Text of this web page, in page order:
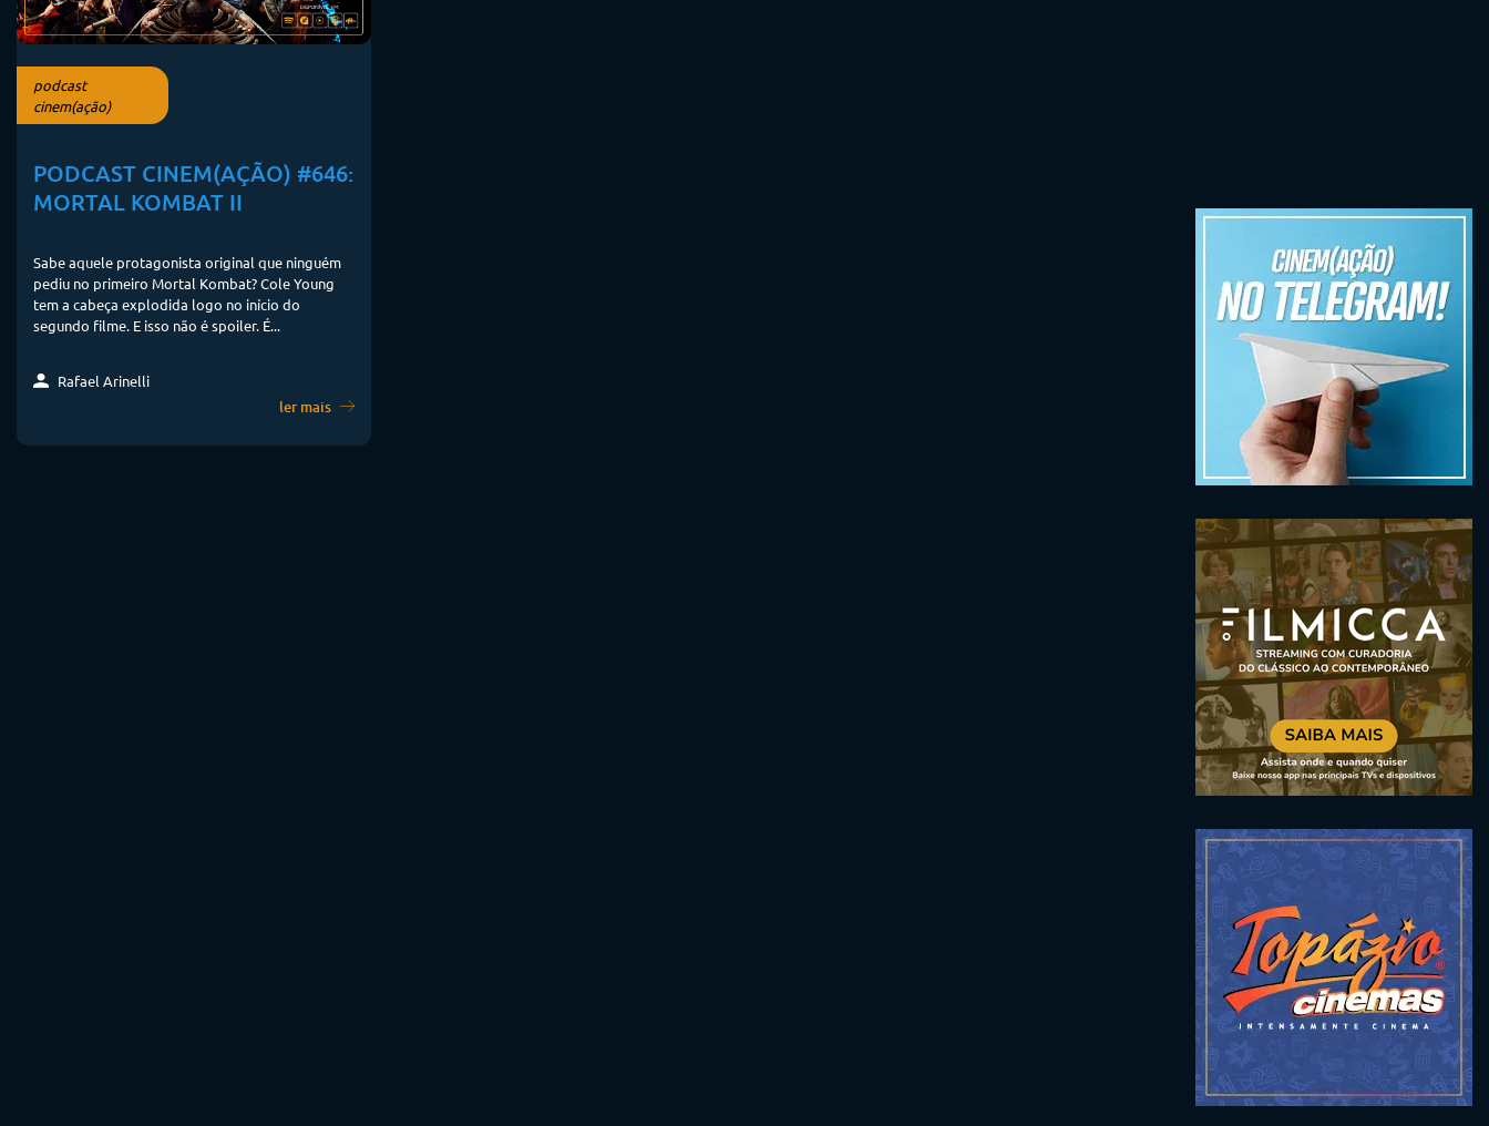
podcast
cinem(ação)
PODCAST CINEM(AÇÃO) #646:
MORTAL KOMBAT II
Sabe aquele protagonista original que ninguém
pediu no primeiro Mortal Kombat? Cole Young
tem a cabeça explodida logo no início do
segundo filme. E isso não é spoiler. É...
Rafael Arinelli
ler mais